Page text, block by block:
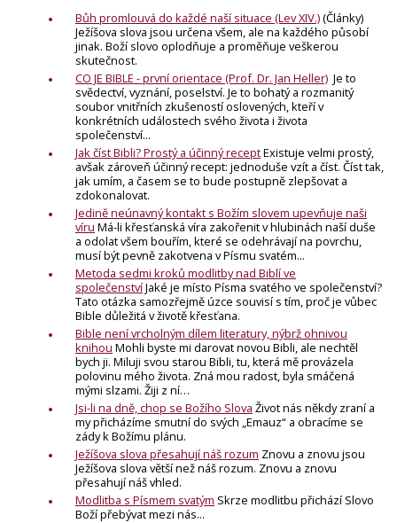
Bůh promlouvá do každé naší situace (Lev XIV.)(Články)
Ježíšova slova jsou určena všem, ale na každého působí
jinak. Boží slovo oplodňuje a proměňuje veškerou
skutečnost.
CO JE BIBLE - první orientace (Prof. Dr. Jan Heller) Je to
svědectví, vyznání, poselství. Je to bohatý a rozmanitý
soubor vnitřních zkušeností oslovených, kteří v
konkrétních událostech svého života i života
společenství...
Jak číst Bibli? Prostý a účinný receptExistuje velmi prostý,
avšak zároveň účinný recept: jednoduše vzít a číst. Číst tak,
jak umím, a časem se to bude postupně zlepšovat a
zdokonalovat.
Jedině neúnavný kontakt s Božím slovem upevňuje naši
víru Má-li křesťanská víra zakořenit v hlubinách naší duše
a odolat všem bouřím, které se odehrávají na povrchu,
musí být pevně zakotvena v Písmu svatém...
Metoda sedmi kroků modlitby nad Biblí ve
společenstvíJaké je místo Písma svatého ve společenství?
Tato otázka samozřejmě úzce souvisí s tím, proč je vůbec
Bible důležitá v životě křesťana.
Bible není vrcholným dílem literatury, nýbrž ohnivou
knihou Mohli byste mi darovat novou Bibli, ale nechtěl
bych ji. Miluji svou starou Bibli, tu, která mě provázela
polovinu mého života. Zná mou radost, byla smáčená
mými slzami. Žiji z ní…
Jsi-li na dně, chop se Božího Slova Život nás někdy zraní a
my přicházíme smutní do svých „Emauz“ a obracíme se
zády k Božímu plánu.
Ježíšova slova přesahují náš rozum Znovu a znovu jsou
Ježíšova slova větší než náš rozum. Znovu a znovu
přesahují náš vhled.
Modlitba s Písmem svatým Skrze modlitbu přichází Slovo
Boží přebývat mezi nás...